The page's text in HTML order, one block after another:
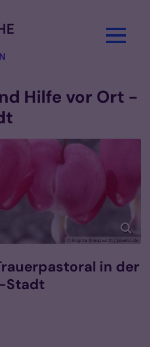
Hilfe vor Ort -
© Brigitte Kreuzwirth / pixelio.de
in der
Stadt